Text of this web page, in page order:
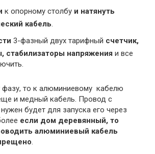
к опорному столбу и натянуть
кабель.
3-фазный двух тарифный счетчик,
стабилизаторы напряжения и все
фазу, то к алюминиевому кабелю
и медный кабель. Провод с
будет для запуска его через
если дом деревянный, то
алюминиевый кабель
.